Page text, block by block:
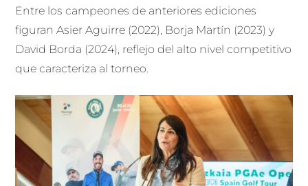
Entre los campeones de anteriores ediciones
figuran Asier Aguirre (2022), Borja Martín (2023) y
David Borda (2024), reflejo del alto nivel competitivo
que caracteriza al torneo.